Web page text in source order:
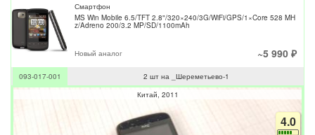
Смартфон
MS Win Mobile 6.5/TFT 2.8"/320×240/3G/WiFi/GPS/1×Core 528 MH
z/Adreno 200/3.2 MP/SD/1100mAh
Новый аналог ~5 990 ₽
093-017-001
2 шт на _Шереметьево-1
Китай 2011
4.0